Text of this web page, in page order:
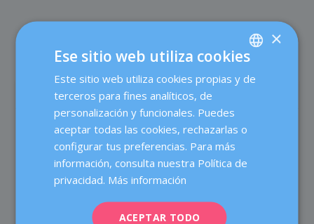
SOBRE EL AUTOR
Dexeus Mujer
SPANISH
×
Ese sitio web utiliza cookies
Este sitio web utiliza cookies propias y de
terceros para fines analíticos, de
personalización y funcionales. Puedes
aceptar todas las cookies, rechazarlas o
configurar tus preferencias. Para más
información, consulta nuestra Política de
privacidad. Más información
ACEPTAR TODO